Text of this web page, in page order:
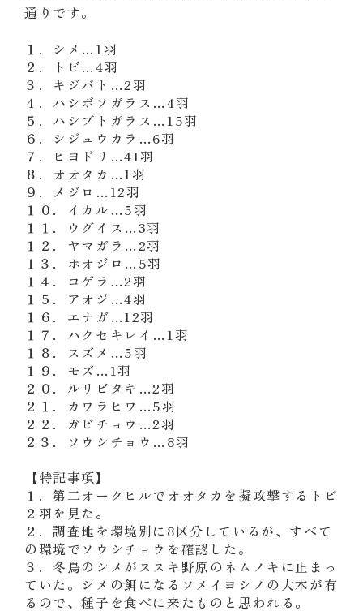
通りです。
１．シメ…1羽
２ ． トビ…4羽
３ ． キジバト …2羽
４ ． ハシボソガラス …4羽
５ ． ハシブトガラス … 15羽
６ ． シジュウカラ …6羽
７ ． ヒヨドリ …41羽
８ ． オオタカ …1羽
９ ． メジロ … 12羽
１０ ． イカル …5羽
１１ ． ウグイス …3羽
１２ ． ヤマガラ …2羽
１３ ． ホオジロ … 5羽
１４ ． コゲラ …2羽
１５ ． アオジ …4羽
１６ ． エナガ …12羽
１７ ． ハクセキレイ … 1羽
１８ ． スズメ …5羽
１９ ． モズ… 1羽
２０ ． ルリビタキ …2羽
２１ ． カワラヒワ …5羽
２２ ． ガビチョウ …2羽
２３ ． ソウシチョウ … 8羽
【特記事項】
１．第二オークヒルでオオタカを擬攻撃するトビ
２羽を見た。
２．調査地を環境別に8区分しているが、すべて
の環境でソウシチョウを確認した。
３．冬鳥のシメがススキ野原のネムノキに止まっ
ていた。シメの餌になるソメイヨシノの大木が有
るので、種子を食べに来たものと思われる。